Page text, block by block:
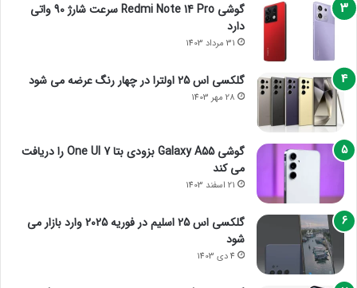
گوشی Redmi Note 14 Pro سرعت شارژ 90 واتی
دارد
31 مرداد 1403
گلکسی اس 25 اولترا در چهار رنگ عرضه می شود
28 مهر 1403
گوشی Galaxy A55 بزودی بتا One UI 7 را دریافت
می کند
21 اسفند 1403
گلکسی اس 25 اسلیم در فوریه 2025 وارد بازار می
شود
4 دی 1403